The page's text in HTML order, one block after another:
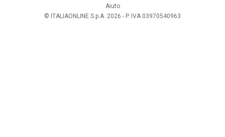
Aiuto
© ITALIAONLINE S.p.A. 2026 - P. IVA 03970540963